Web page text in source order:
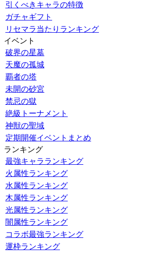
引くべきキャラの特徴
ガチャギフト
リセマラ当たりランキング
イベント
破界の星墓
天魔の孤城
覇者の塔
未開の砂宮
禁忌の獄
絶級トーナメント
神獣の聖域
定期開催イベントまとめ
ランキング
最強キャラランキング
火属性ランキング
水属性ランキング
木属性ランキング
光属性ランキング
闇属性ランキング
コラボ最強ランキング
運枠ランキング